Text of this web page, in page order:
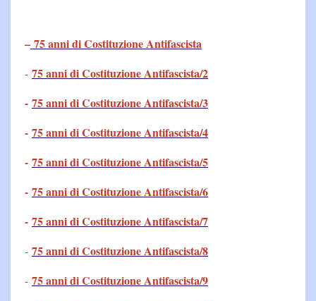
– 75 anni di Costituzione Antifascista
- 75 anni di Costituzione Antifascista/2
- 75 anni di Costituzione Antifascista/3
- 75 anni di Costituzione Antifascista/4
- 75 anni di Costituzione Antifascista/5
- 75 anni di Costituzione Antifascista/6
- 75 anni di Costituzione Antifascista/7
- 75 anni di Costituzione Antifascista/8
- 75 anni di Costituzione Antifascista/9